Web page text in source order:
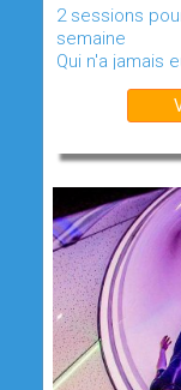
2 sessions
semaine
Qui n'a jamais